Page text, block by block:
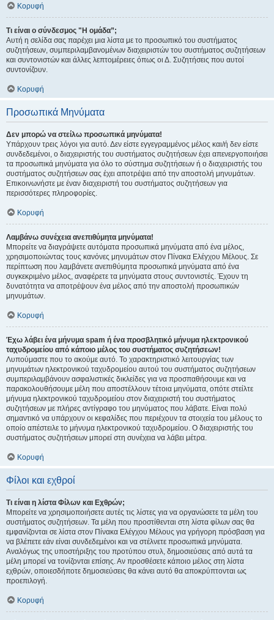
Κορυφή
Τι είναι ο σύνδεσμος "Η ομάδα”;
Αυτή η σελίδα σας παρέχει μια λίστα με το προσωπικό του συστήματος
συζητήσεων, συμπεριλαμβανομένων διαχειριστών του συστήματος συζητήσεων
και συντονιστών και άλλες λεπτομέρειες όπως οι Δ. Συζητήσεις που αυτοί
συντονίζουν.
Κορυφή
Προσωπικά Μηνύματα
Δεν μπορώ να στείλω προσωπικά μηνύματα!
Υπάρχουν τρεις λόγοι για αυτό. Δεν είστε εγγεγραμμένος μέλος και/ή δεν είστε
συνδεδεμένοι, ο διαχειριστής του συστήματος συζητήσεων έχει απενεργοποιήσει
τα προσωπικά μηνύματα για όλο το σύστημα συζητήσεων ή ο διαχειριστής του
συστήματος συζητήσεων σας έχει αποτρέψει από την αποστολή μηνυμάτων.
Επικοινωνήστε με έναν διαχειριστή του συστήματος συζητήσεων για
περισσότερες πληροφορίες.
Κορυφή
Λαμβάνω συνέχεια ανεπιθύμητα μηνύματα!
Μπορείτε να διαγράψετε αυτόματα προσωπικά μηνύματα από ένα μέλος,
χρησιμοποιώντας τους κανόνες μηνυμάτων στον Πίνακα Ελέγχου Μέλους. Σε
περίπτωση που λαμβάνετε ανεπιθύμητα προσωπικά μηνύματα από ένα
συγκεκριμένο μέλος, αναφέρετε τα μηνύματα στους συντονιστές. Έχουν τη
δυνατότητα να αποτρέψουν ένα μέλος από την αποστολή προσωπικών
μηνυμάτων.
Κορυφή
Έχω λάβει ένα μήνυμα spam ή ένα προσβλητικό μήνυμα ηλεκτρονικού
ταχυδρομείου από κάποιο μέλος του συστήματος συζητήσεων!
Λυπούμαστε που το ακούμε αυτό. Το χαρακτηριστικό λειτουργίας των
μηνυμάτων ηλεκτρονικού ταχυδρομείου αυτού του συστήματος συζητήσεων
συμπεριλαμβάνουν ασφαλιστικές δικλείδες για να προσπαθήσουμε και να
παρακολουθήσουμε μέλη που αποστέλλουν τέτοια μηνύματα, οπότε στείλτε
μήνυμα ηλεκτρονικού ταχυδρομείου στον διαχειριστή του συστήματος
συζητήσεων με πλήρες αντίγραφο του μηνύματος που λάβατε. Είναι πολύ
σημαντικό να υπάρχουν οι κεφαλίδες που περιέχουν τα στοιχεία του μέλους το
οποίο απέστειλε το μήνυμα ηλεκτρονικού ταχυδρομείου. Ο διαχειριστής του
συστήματος συζητήσεων μπορεί στη συνέχεια να λάβει μέτρα.
Κορυφή
Φίλοι και εχθροί
Τι είναι η λίστα Φίλων και Εχθρών;
Μπορείτε να χρησιμοποιήσετε αυτές τις λίστες για να οργανώσετε τα μέλη του
συστήματος συζητήσεων. Τα μέλη που προστίθενται στη λίστα φίλων σας θα
εμφανίζονται σε λίστα στον Πίνακα Ελέγχου Μέλους για γρήγορη πρόσβαση για
να βλέπετε εάν είναι συνδεδεμένοι και να στέλνετε προσωπικά μηνύματα.
Αναλόγως της υποστήριξης του προτύπου στυλ, δημοσιεύσεις από αυτά τα
μέλη μπορεί να τονίζονται επίσης. Αν προσθέσετε κάποιο μέλος στη λίστα
εχθρών, οποιεσδήποτε δημοσιεύσεις θα κάνει αυτό θα αποκρύπτονται ως
προεπιλογή.
Κορυφή